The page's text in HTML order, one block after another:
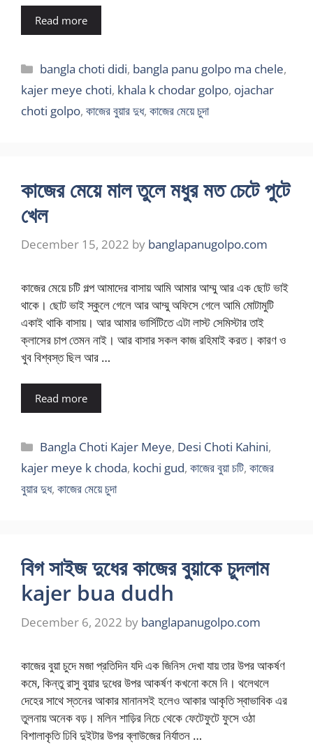
Read more
Categories
bangla choti didi, bangla panu golpo ma chele,
kajer meye choti, khala k chodar golpo, ojachar
choti golpo, কাজের বুয়ার দুধ, কাজের মেয়ে চুদা
কাজের মেয়ে মাল তুলে মধুর মত চেটে পুটে
খেল
December 15, 2022 by banglapanugolpo.com
কাজের মেয়ে চটি গল্প আমাদের বাসায় আমি আমার আম্মু আর এক ছোট ভাই
থাকে। ছোট ভাই স্কুলে গেলে আর আম্মু অফিসে গেলে আমি মোটামুটি
একাই থাকি বাসায়। আর আমার ভার্সিটিতে এটা লাস্ট সেমিস্টার তাই
ক্লাসের চাপ তেমন নাই। আর বাসার সকল কাজ রহিমাই করত। কারণ ও
খুব বিশ্বস্ত ছিল আর …
Read more
Categories
Bangla Choti Kajer Meye, Desi Choti Kahini,
kajer meye k choda, kochi gud, কাজের বুয়া চটি, কাজের
বুয়ার দুধ, কাজের মেয়ে চুদা
বিগ সাইজ দুধের কাজের বুয়াকে চুদলাম
kajer bua dudh
December 6, 2022 by banglapanugolpo.com
কাজের বুয়া চুদে মজা প্রতিদিন যদি এক জিনিস দেখা যায় তার উপর আকর্ষণ
কমে, কিন্তু রাসু বুয়ার দুধের উপর আকর্ষণ কখনো কমে নি। থলেথলে
দেহের সাথে স্তনের আকার মানানসই হলেও আকার আকৃতি স্বাভাবিক এর
তুলনায় অনেক বড়। মলিন শাড়ির নিচে থেকে ফেটেফুটে ফুসে ওঠা
বিশালাকৃতি ঢিবি দুইটার উপর ব্লাউজের নির্যাতন …